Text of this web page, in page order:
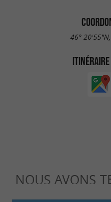
46°
NOUS AVONS